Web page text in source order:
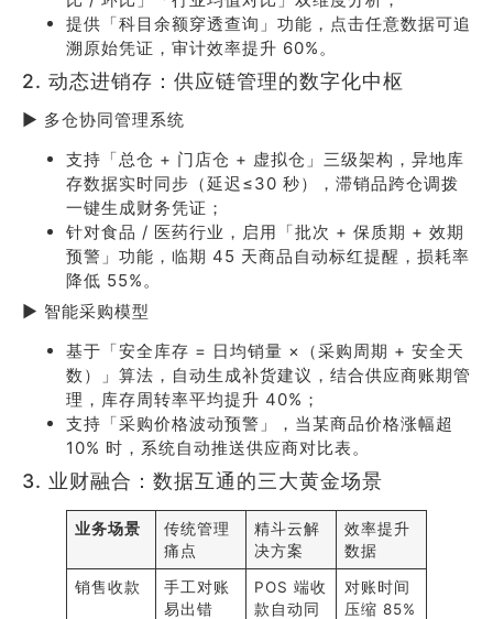
提供「科目余额穿透查询」功能，点击任意数据可追
溯原始凭证，审计效率提升 60%。
2. 动态进销存：供应链管理的数字化中枢
▶ 多仓协同管理系统
支持「总仓 + 门店仓 + 虚拟仓」三级架构，异地库
存数据实时同步（延迟≤30 秒），滞销品跨仓调拨
一键生成财务凭证；
针对食品 / 医药行业，启用「批次 + 保质期 + 效期
预警」功能，临期 45 天商品自动标红提醒，损耗率
降低 55%。
▶ 智能采购模型
基于「安全库存 = 日均销量 ×（采购周期 + 安全天
数）」算法，自动生成补货建议，结合供应商账期管
理，库存周转率平均提升 40%；
支持「采购价格波动预警」，当某商品价格涨幅超
10% 时，系统自动推送供应商对比表。
3. 业财融合：数据互通的三大黄金场景
业务场景
传统管理
痛点
精斗云解
决方案
效率提升
数据
销售收款
手工对账
易出错
POS 端收
款自动同
对账时间
压缩 85%